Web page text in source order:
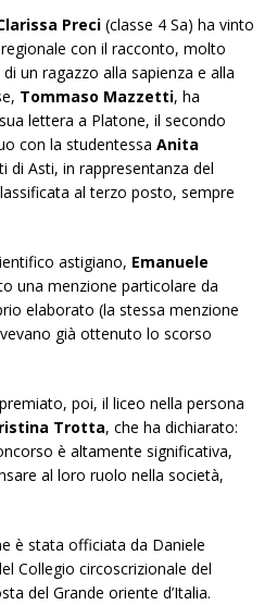
Preci (classe 4 Sa) ha vinto
con il racconto, molto
un ragazzo alla sapienza e alla
Tommaso Mazzetti, ha
lettera a Platone, il secondo
con la studentessa Anita
di Asti, in rappresentanza del
al terzo posto, sempre
astigiano, Emanuele
una menzione particolare da
elaborato (la stessa menzione
già ottenuto lo scorso
poi, il liceo nella persona
Trotta, che ha dichiarato:
è altamente significativa,
al loro ruolo nella società,
è stata officiata da Daniele
Collegio circoscrizionale del
del Grande oriente d’Italia.